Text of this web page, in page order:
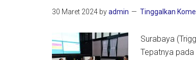
30 Maret 2024 byadmin Tinggalkan
Surabaya
Tepatnya